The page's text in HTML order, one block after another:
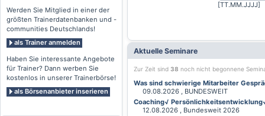
Werden Sie Mitglied in einer der
größten Trainerdatenbanken und -
communities Deutschlands!
als Trainer anmelden
Haben Sie interessante Angebote
für Trainer? Dann werben Sie
kostenlos in unserer Trainerbörse!
als Börsenanbieter inserieren
[TT.MM.JJJJ]
Aktuelle Seminare
Zur Zeit sind 38 noch nicht begonnene
Was sind schwierige Mitarbeiter
09.08.2026 , BUNDESWEIT
Coaching√
12.08.2026 , Bundesweit 2026